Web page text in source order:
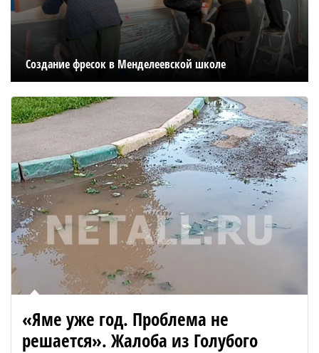
Создание фресок в Менделеевской школе
«Яме уже год. Проблема не
решается». Жалоба из Голубого